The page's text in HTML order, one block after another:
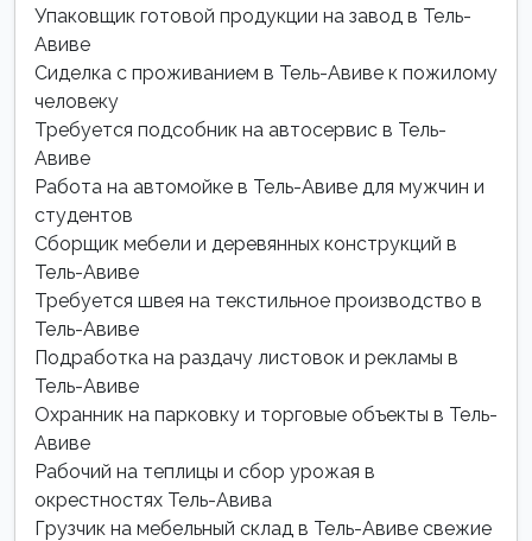
Упаковщик готовой продукции на завод в Тель-
Авиве
Сиделка с проживанием в Тель-Авиве к пожилому
человеку
Требуется подсобник на автосервис в Тель-
Авиве
Работа на автомойке в Тель-Авиве для мужчин и
студентов
Сборщик мебели и деревянных конструкций в
Тель-Авиве
Требуется швея на текстильное производство в
Тель-Авиве
Подработка на раздачу листовок и рекламы в
Тель-Авиве
Охранник на парковку и торговые объекты в Тель-
Авиве
Рабочий на теплицы и сбор урожая в
окрестностях Тель-Авива
Грузчик на мебельный склад в Тель-Авиве свежие